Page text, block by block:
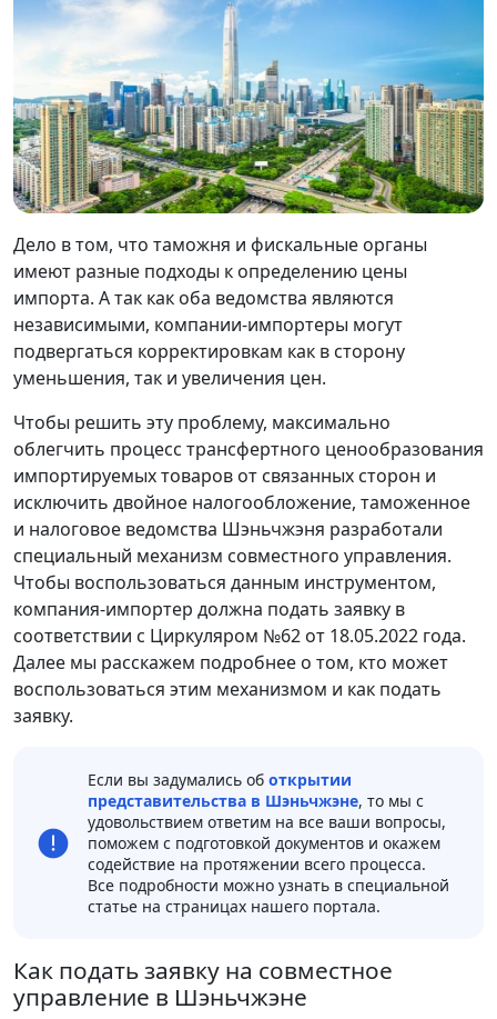
Дело в том, что таможня и фискальные органы
имеют разные подходы к определению цены
импорта. А так как оба ведомства являются
независимыми, компании-импортеры могут
подвергаться корректировкам как в сторону
уменьшения, так и увеличения цен.
Чтобы решить эту проблему, максимально
облегчить процесс трансфертного ценообразования
импортируемых товаров от связанных сторон и
исключить двойное налогообложение, таможенное
и налоговое ведомства Шэньчжэня разработали
специальный механизм совместного управления.
Чтобы воспользоваться данным инструментом,
компания-импортер должна подать заявку в
соответствии с Циркуляром №62 от 18.05.2022 года.
Далее мы расскажем подробнее о том, кто может
воспользоваться этим механизмом и как подать
заявку.
Если вы задумались об открытии
представительства в Шэньчжэне, то мы с
удовольствием ответим на все ваши вопросы,
поможем с подготовкой документов и окажем
содействие на протяжении всего процесса.
Все подробности можно узнать в специальной
статье на страницах нашего портала.
Как подать заявку на совместное
управление в Шэньчжэне